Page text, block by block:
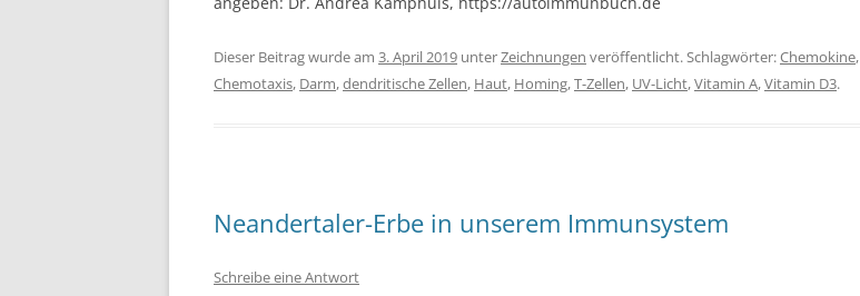
Dieser Beitrag wurde am 3. April 2019 unterZeichnungen veröffentlicht. Schlagwörter:Chemokine,
Chemotaxis, Darm,dendritische Zellen, Haut, Homing,T-Zellen, UV-Licht,Vitamin A,Vitamin D3.
Neandertaler-Erbe in unserem Immunsystem
Schreibe eine Antwort